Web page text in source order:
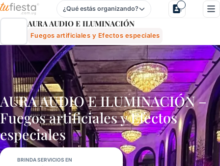
Aura Audio E IluminaciÓn - Fuegos Artificiales Y Efectos
¿Qué estás organizando?
AURA AUDIO E ILUMINACIÓN
Fuegos artificiales y Efectos especiales
AURA AUDIO E ILUMINACIÓN –
Fuegos artificiales y Efectos
especiales
BRINDA SERVICIOS EN